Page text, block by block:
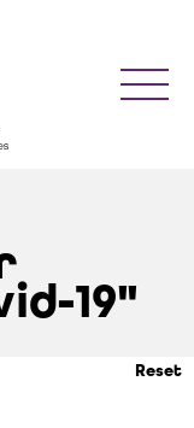
19"
Reset